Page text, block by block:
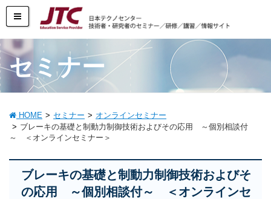
セミナー
HOME セミナー
オンラインセミナー
ブレーキの基礎と制動力制御技術およびその応用 ～個別相談付
～ ＜オンラインセミナー＞
ブレーキの基礎と制動力制御技術およびそ
の応用 ～個別相談付～ ＜オンラインセ